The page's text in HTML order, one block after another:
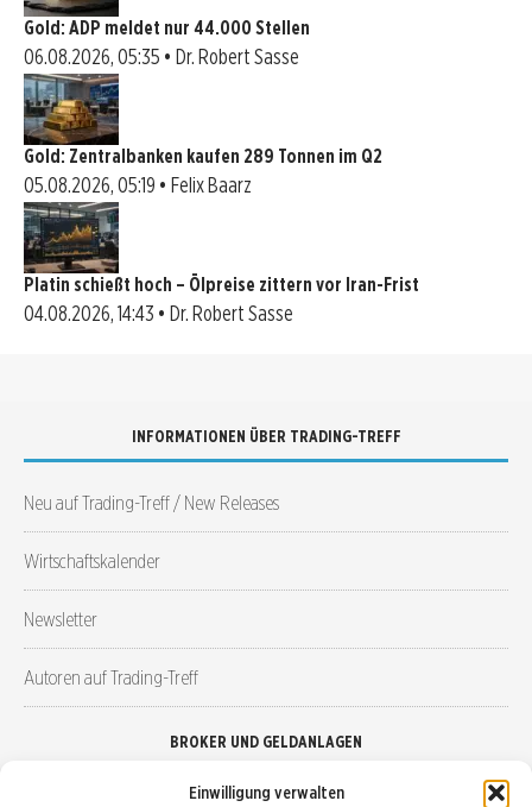
Einwilligung verwalten
Gold: ADP meldet nur 44.000 Stellen
06.08.2026, 05:35 • Dr. Robert Sasse
Gold: Zentralbanken kaufen 289 Tonnen im Q2
05.08.2026, 05:19 • Felix Baarz
Platin schießt hoch – Ölpreise zittern vor Iran-Frist
04.08.2026, 14:43 • Dr. Robert Sasse
INFORMATIONEN ÜBER TRADING-TREFF
Neu auf Trading-Treff / New Releases
Wirtschaftskalender
Newsletter
Autoren auf Trading-Treff
BROKER UND GELDANLAGEN